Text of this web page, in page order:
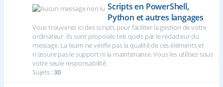
Scripts en PowerShell,
Python et autres langages
Vous trouverez ici des scripts pour faciliter la gestion de votre
ordinateur. Ils sont proposés tels quels par le rédacteur du
message. La team ne vérifie pas la qualité de ces éléments et
n'assure pas le support ni la maintenance. Vous les utilisez sous
votre seule responsabilité.
Sujets :30